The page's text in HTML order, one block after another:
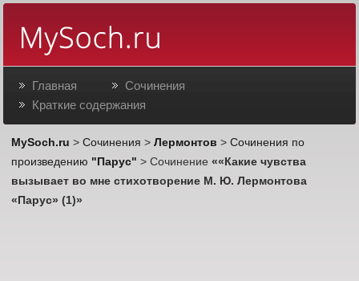
Главная
Сочинения
Краткие содержания
MySoch.ru >Сочинения >Лермонтов >Сочинения по
произведению "Парус" > Сочинение««Какие чувства
вызывает во мне стихотворение М. Ю. Лермонтова
«Парус» (1)»